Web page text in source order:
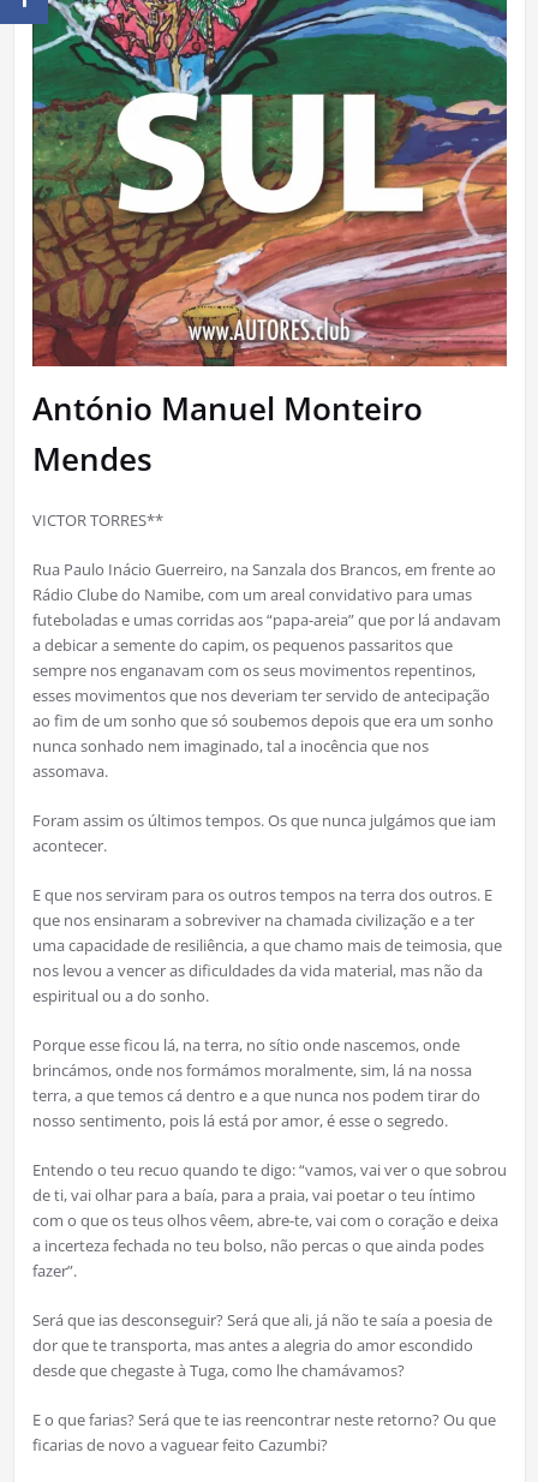
António Manuel Monteiro
Mendes
VICTOR TORRES**
Rua Paulo Inácio Guerreiro, na Sanzala dos Brancos, em frente ao
Rádio Clube do Namibe, com um areal convidativo para umas
futeboladas e umas corridas aos “papa-areia” que por lá andavam
a debicar a semente do capim, os pequenos passaritos que
sempre nos enganavam com os seus movimentos repentinos,
esses movimentos que nos deveriam ter servido de antecipação
ao fim de um sonho que só soubemos depois que era um sonho
nunca sonhado nem imaginado, tal a inocência que nos
assomava.
Foram assim os últimos tempos. Os que nunca julgámos que iam
acontecer.
E que nos serviram para os outros tempos na terra dos outros. E
que nos ensinaram a sobreviver na chamada civilização e a ter
uma capacidade de resiliência, a que chamo mais de teimosia, que
nos levou a vencer as dificuldades da vida material, mas não da
espiritual ou a do sonho.
Porque esse ficou lá, na terra, no sítio onde nascemos, onde
brincámos, onde nos formámos moralmente, sim, lá na nossa
terra, a que temos cá dentro e a que nunca nos podem tirar do
nosso sentimento, pois lá está por amor, é esse o segredo.
Entendo o teu recuo quando te digo: “vamos, vai ver o que sobrou
de ti, vai olhar para a baía, para a praia, vai poetar o teu íntimo
com o que os teus olhos vêem, abre-te, vai com o coração e deixa
a incerteza fechada no teu bolso, não percas o que ainda podes
fazer”.
Será que ias desconseguir? Será que ali, já não te saía a poesia de
dor que te transporta, mas antes a alegria do amor escondido
desde que chegaste à Tuga, como lhe chamávamos?
E o que farias? Será que te ias reencontrar neste retorno? Ou que
ficarias de novo a vaguear feito Cazumbi?